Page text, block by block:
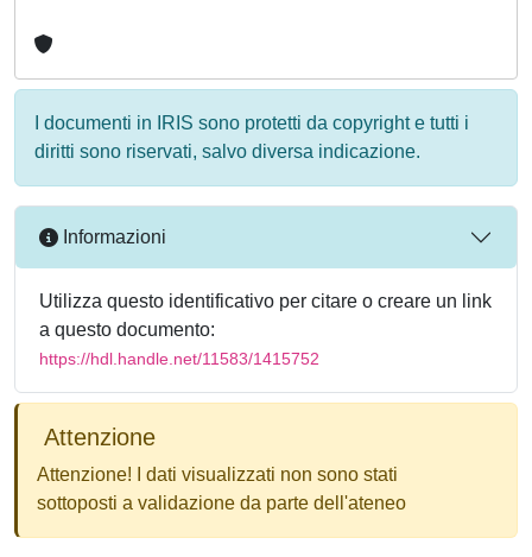
I documenti in IRIS sono protetti da copyright e tutti i
diritti sono riservati, salvo diversa indicazione.
Informazioni
Utilizza questo identificativo per citare o creare un link
a questo documento:
https://hdl.handle.net/11583/1415752
Attenzione
Attenzione! I dati visualizzati non sono stati
sottoposti a validazione da parte dell'ateneo